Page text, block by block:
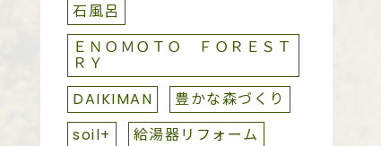
石風呂
ＥＮＯＭＯＴＯ ＦＯＲＥＳＴ
ＲＹ
DAIKIMAN
豊かな森づくり
soil+
給湯器リフォーム